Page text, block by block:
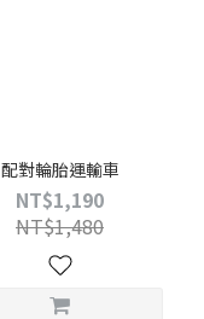
配對輪胎運輸車
NT$1,190
NT$1,480